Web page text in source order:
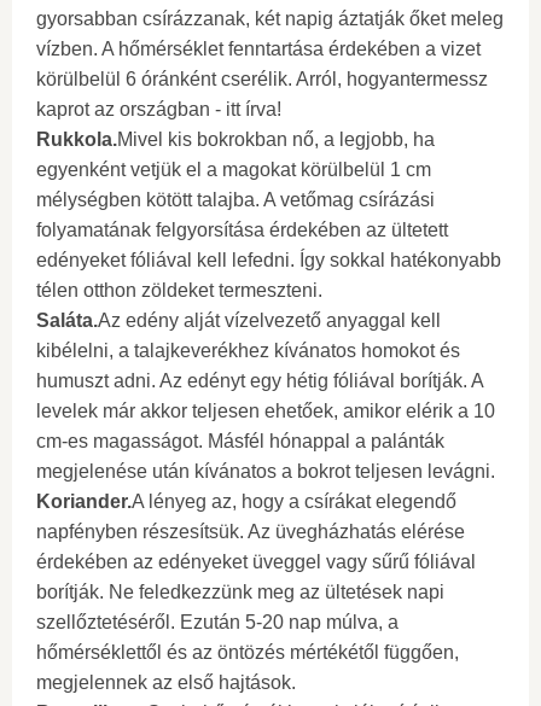
gyorsabban csírázzanak, két napig áztatják őket meleg
vízben. A hőmérséklet fenntartása érdekében a vizet
körülbelül 6 óránként cserélik. Arról, hogyantermessz
kaprot az országban - itt írva!
Rukkola.Mivel kis bokrokban nő, a legjobb, ha
egyenként vetjük el a magokat körülbelül 1 cm
mélységben kötött talajba. A vetőmag csírázási
folyamatának felgyorsítása érdekében az ültetett
edényeket fóliával kell lefedni. Így sokkal hatékonyabb
télen otthon zöldeket termeszteni.
Saláta.Az edény alját vízelvezető anyaggal kell
kibélelni, a talajkeverékhez kívánatos homokot és
humuszt adni. Az edényt egy hétig fóliával borítják. A
levelek már akkor teljesen ehetőek, amikor elérik a 10
cm-es magasságot. Másfél hónappal a palánták
megjelenése után kívánatos a bokrot teljesen levágni.
Koriander.A lényeg az, hogy a csírákat elegendő
napfényben részesítsük. Az üvegházhatás elérése
érdekében az edényeket üveggel vagy sűrű fóliával
borítják. Ne feledkezzünk meg az ültetések napi
szellőztetéséről. Ezután 5-20 nap múlva, a
hőmérséklettől és az öntözés mértékétől függően,
megjelennek az első hajtások.